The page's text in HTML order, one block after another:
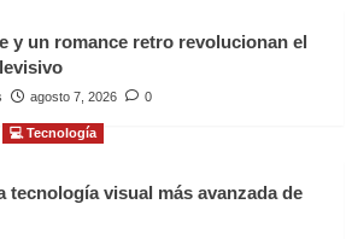
y un romance retro revolucionan el
agosto 7, 2026 0
💻 Tecnología
tecnología visual más avanzada de